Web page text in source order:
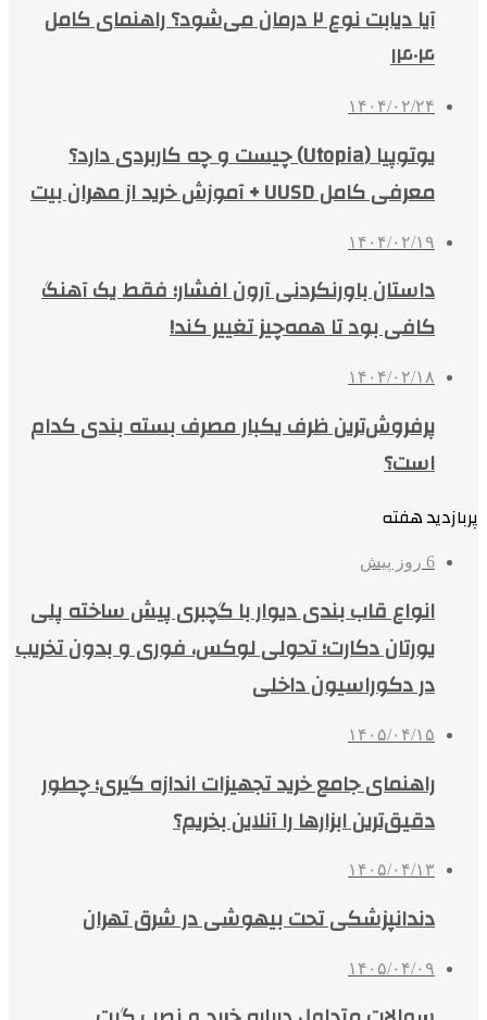
آیا دیابت نوع ۲ درمان می‌شود؟ راهنمای کامل
۱۴۰۴
۱۴۰۴/۰۲/۲۴
یوتوپیا (Utopia) چیست و چه کاربردی دارد؟
معرفی کامل UUSD + آموزش خرید از مهران بیت
۱۴۰۴/۰۲/۱۹
داستان باورنکردنی آرون افشار؛ فقط یک آهنگ
کافی بود تا همه‌چیز تغییر کند!
۱۴۰۴/۰۲/۱۸
پرفروش‌ترین ظرف یکبار مصرف بسته بندی کدام
است؟
پربازدید هفته
6 روز پیش
انواع قاب بندی دیوار با گچبری پیش ساخته پلی
یورتان دکارت؛ تحولی لوکس، فوری و بدون تخریب
در دکوراسیون داخلی
۱۴۰۵/۰۴/۱۵
راهنمای جامع خرید تجهیزات اندازه گیری؛ چطور
دقیق‌ترین ابزارها را آنلاین بخریم؟
۱۴۰۵/۰۴/۱۳
دندانپزشکی تحت بیهوشی در شرق تهران
۱۴۰۵/۰۴/۰۹